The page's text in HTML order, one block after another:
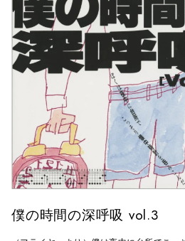
僕の時間の深呼吸 vol.3